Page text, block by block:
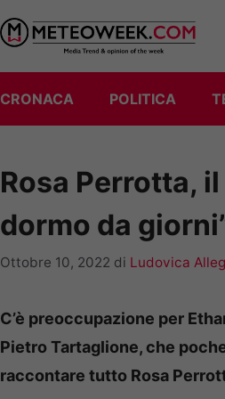
CRONACA POLITICA
Rosa Perrotta,
dormo da
Ottobre 10, 2022 di Ludovica
C’è preoccupazione per
Pietro Tartaglione, che
raccontare tutto Rosa